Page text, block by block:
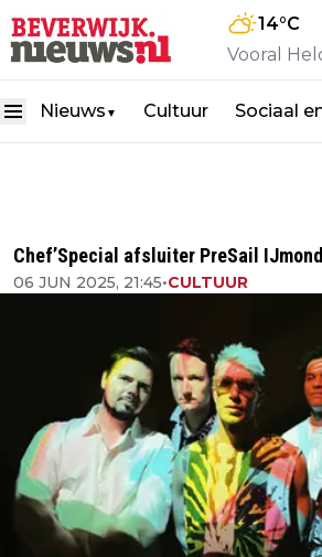
14°C
Vooral
Nieuws ▼ Cultuur Sociaal
Chef’Special afsluiter PreSail IJmond
06 JUN 2025, 21:45•CULTUUR